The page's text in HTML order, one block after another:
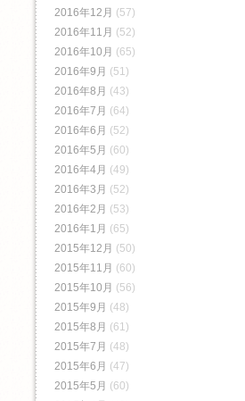
2016年12月 (57)
2016年11月 (52)
2016年10月 (65)
2016年9月 (51)
2016年8月 (43)
2016年7月 (64)
2016年6月 (52)
2016年5月 (60)
2016年4月 (49)
2016年3月 (52)
2016年2月 (53)
2016年1月 (65)
2015年12月 (50)
2015年11月 (60)
2015年10月 (56)
2015年9月 (48)
2015年8月 (61)
2015年7月 (48)
2015年6月 (47)
2015年5月 (60)